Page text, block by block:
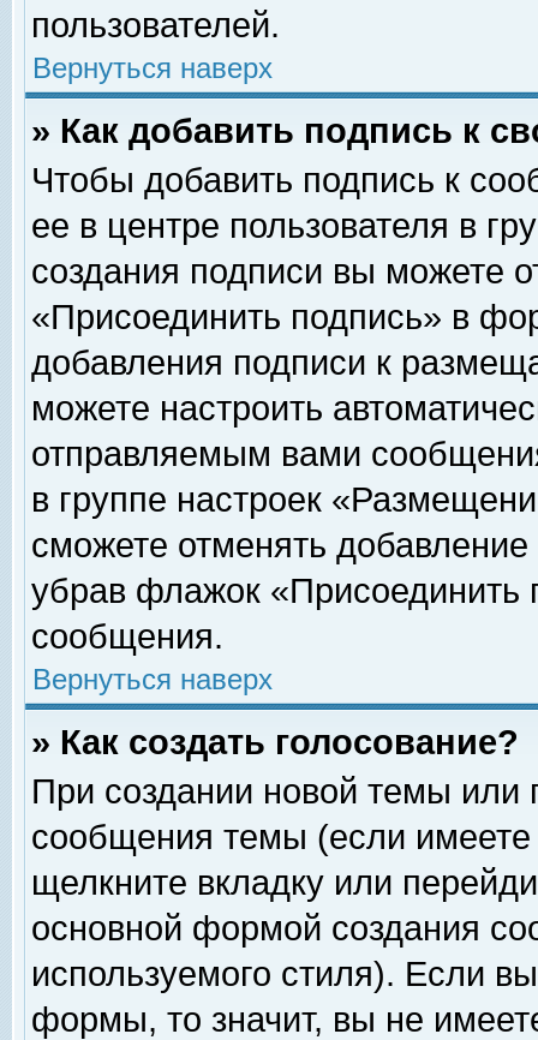
пользователей.
Вернуться наверх
» Как добавить подпись к
Чтобы добавить подпись к
ее в центре пользователя в
создания подписи вы можете
«Присоединить подпись» в
добавления подписи к
можете настроить
отправляемым вами
в группе настроек
сможете отменять
убрав флажок «Присоединить
сообщения.
Вернуться наверх
» Как создать голосование?
При создании новой темы или
сообщения темы (если
щелкните вкладку или
основной формой создания
используемого стиля). Если
формы, то значит, вы не